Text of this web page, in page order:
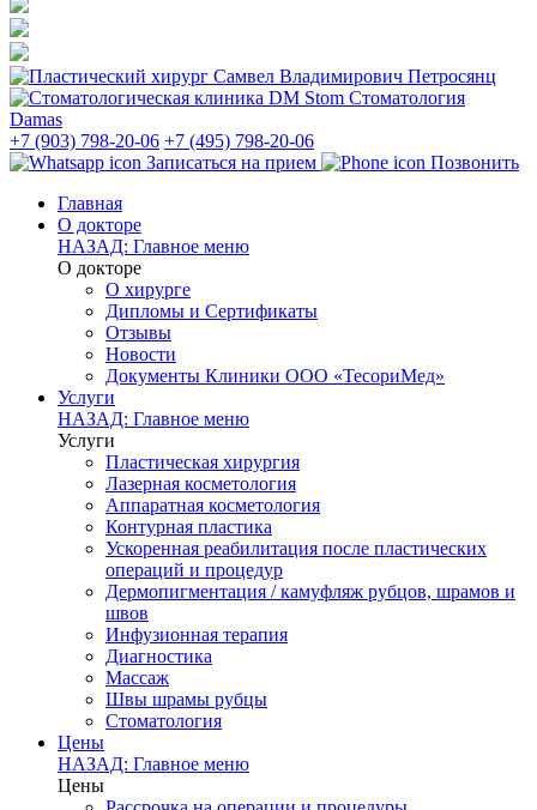
Стоматология
Damas
+7 (903) 798-20-06 +7 (495) 798-20-06
Записаться на прием
Позвонить
Главная
О докторе
НАЗАД: Главное меню
О докторе
О хирурге
Дипломы и Сертификаты
Отзывы
Новости
Документы Клиники ООО «ТесориМед»
Услуги
НАЗАД: Главное меню
Услуги
Пластическая хирургия
Лазерная косметология
Аппаратная косметология
Контурная пластика
Ускоренная реабилитация после пластических
операций и процедур
Дермопигментация / камуфляж рубцов, шрамов и
швов
Инфузионная терапия
Диагностика
Массаж
Швы шрамы рубцы
Стоматология
Цены
НАЗАД: Главное меню
Цены